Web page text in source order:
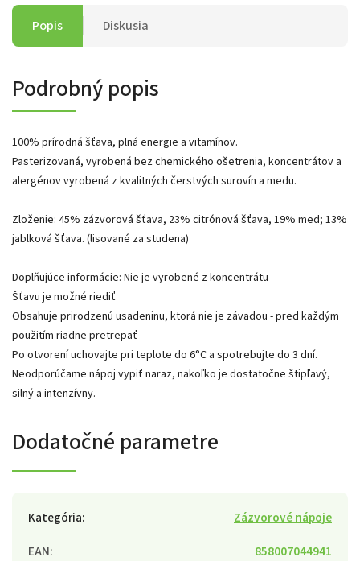
Popis Diskusia
Podrobný popis
100% prírodná šťava, plná energie a vitamínov.
Pasterizovaná, vyrobená bez chemického ošetrenia, koncentrátov a
alergénov vyrobená z kvalitných čerstvých surovín a medu.
Zloženie: 45% zázvorová šťava, 23% citrónová šťava, 19% med; 13%
jablková šťava. (lisované za studena)
Doplňujúce informácie: Nie je vyrobené z koncentrátu
Šťavu je možné riediť
Obsahuje prirodzenú usadeninu, ktorá nie je závadou - pred každým
použitím riadne pretrepať
Po otvorení uchovajte pri teplote do 6°C a spotrebujte do 3 dní.
Neodporúčame nápoj vypiť naraz, nakoľko je dostatočne štipľavý,
silný a intenzívny.
Dodatočné parametre
Kategória:
Zázvorové nápoje
EAN: 858007044941